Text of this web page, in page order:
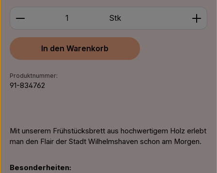
Produkt Anzahl: Gib den gewünschten Wert ein
Stk
In den Warenkorb
Produktnummer:
91-834762
Mit unserem Frühstücksbrett aus hochwertigem Holz erlebt
man den Flair der Stadt Wilhelmshaven schon am Morgen.
Besonderheiten: